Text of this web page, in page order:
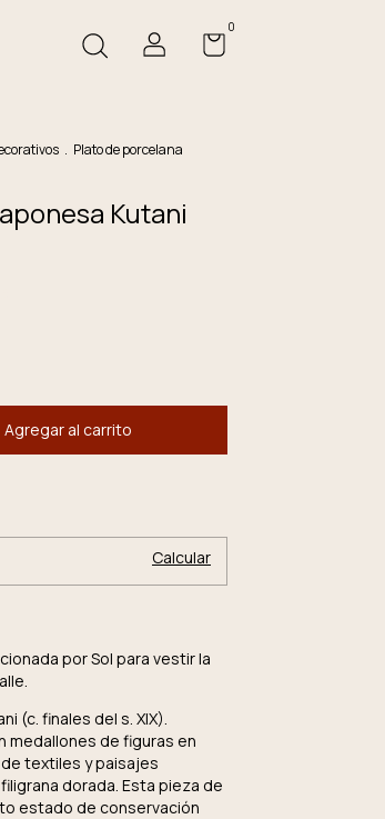
0
. Plato de porcelana
Kutani
Calcular
por Sol para vestir la
(c. finales del s. XIX).
medallones de figuras en
textiles y paisajes
dorada. Esta pieza de
estado de conservación